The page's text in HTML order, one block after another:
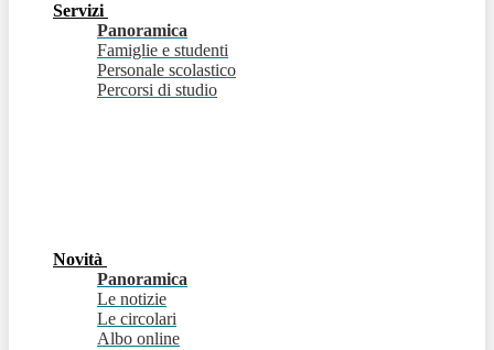
Servizi
Panoramica
Famiglie e studenti
Personale scolastico
Percorsi di studio
Novità
Panoramica
Le notizie
Le circolari
Albo online